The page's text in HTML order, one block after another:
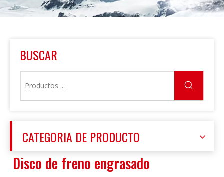
BUSCAR
CATEGORIA DE PRODUCTO
Disco de freno engrasado